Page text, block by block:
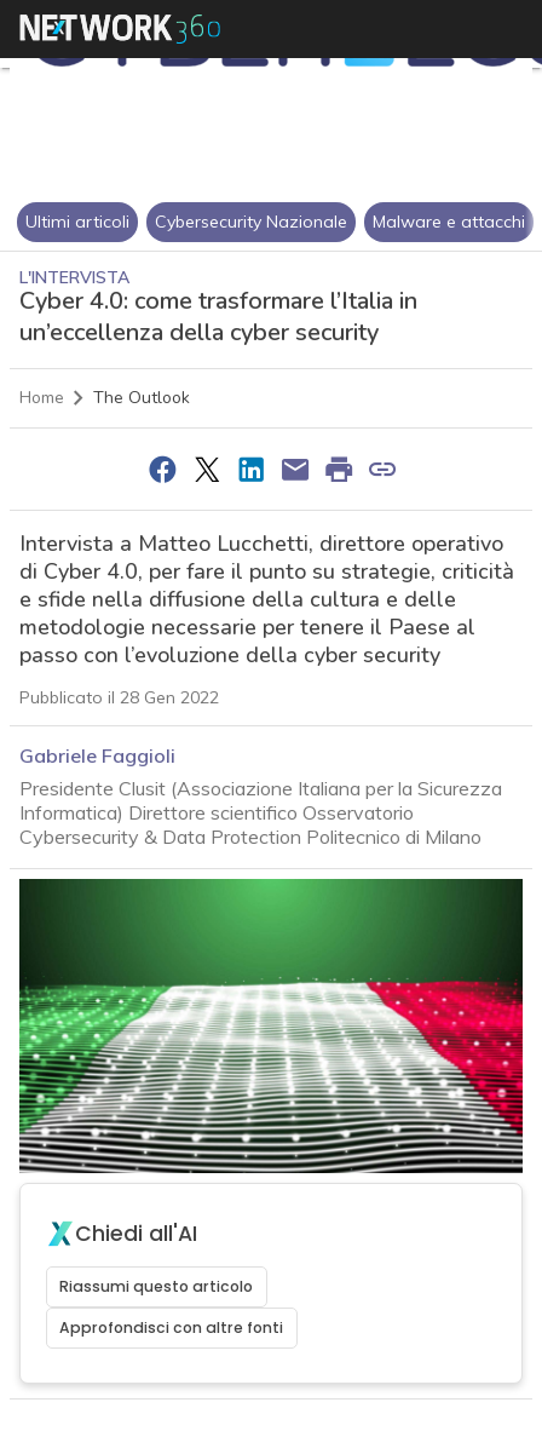
Ultimi articoli Cybersecurity Nazionale Malware e attacchi
L'INTERVISTA
Cyber 4.0: come trasformare l’Italia in
un’eccellenza della cyber security
Home The Outlook
Intervista a Matteo Lucchetti, direttore operativo
di Cyber 4.0, per fare il punto su strategie, criticità
e sfide nella diffusione della cultura e delle
metodologie necessarie per tenere il Paese al
passo con l’evoluzione della cyber security
Pubblicato il 28 Gen 2022
Gabriele Faggioli
Presidente Clusit (Associazione Italiana per la Sicurezza
Informatica) Direttore scientifico Osservatorio
Cybersecurity & Data Protection Politecnico di Milano
Chiedi all'AI
Riassumi questo articolo
Approfondisci con altre fonti